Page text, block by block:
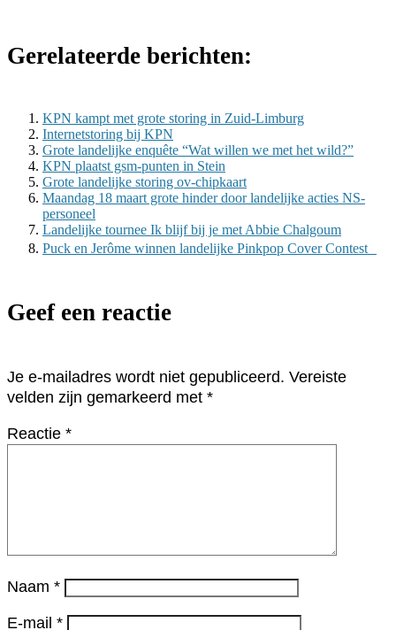
Gerelateerde berichten:
KPN kampt met grote storing in Zuid-Limburg
Internetstoring bij KPN
Grote landelijke enquête “Wat willen we met het wild?”
KPN plaatst gsm-punten in Stein
Grote landelijke storing ov-chipkaart
Maandag 18 maart grote hinder door landelijke acties NS-
personeel
Landelijke tournee Ik blijf bij je met Abbie Chalgoum
Puck en Jerôme winnen landelijke Pinkpop Cover Contest
Geef een reactie
Je e-mailadres wordt niet gepubliceerd. Vereiste
velden zijn gemarkeerd met *
Reactie *
Naam *
E-mail *